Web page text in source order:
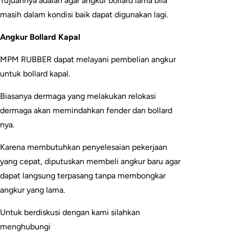
masih dalam kondisi baik dapat digunakan lagi.
Angkur Bollard Kapal
MPM RUBBER dapat melayani pembelian angkur
untuk bollard kapal.
Biasanya dermaga yang melakukan relokasi
dermaga akan memindahkan fender dan bollard
nya.
Karena membutuhkan penyelesaian pekerjaan
yang cepat, diputuskan membeli angkur baru agar
dapat langsung terpasang tanpa membongkar
angkur yang lama.
Untuk berdiskusi dengan kami silahkan
menghubungi